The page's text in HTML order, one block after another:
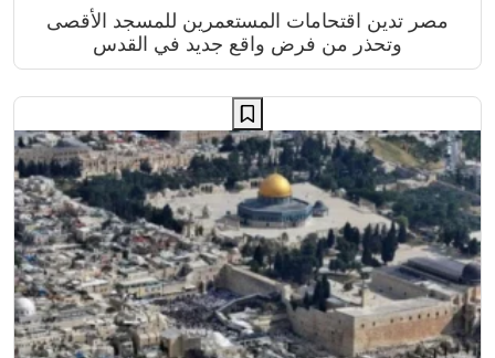
مصر تدين اقتحامات المستعمرين للمسجد الأقصى
وتحذر من فرض واقع جديد في القدس